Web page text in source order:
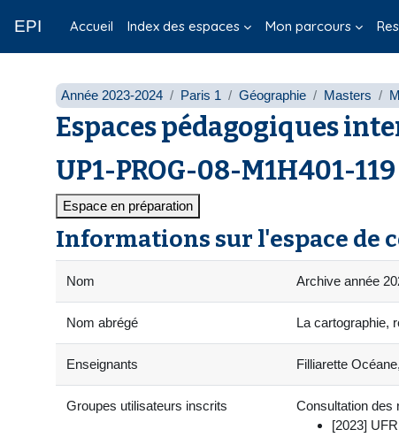
EPI Accueil Index des espaces Mon parcours
Année 2023-2024
Paris 1 Géographie Masters
Espaces pédagogiques
UP1-PROG-08-M1H401-
Espace en préparation
Informations sur l'espace de
Nom Archive année
Nom abrégé La cartographie,
Enseignants Filliarette
Groupes utilisateurs inscrits
Consultation des
[2023]